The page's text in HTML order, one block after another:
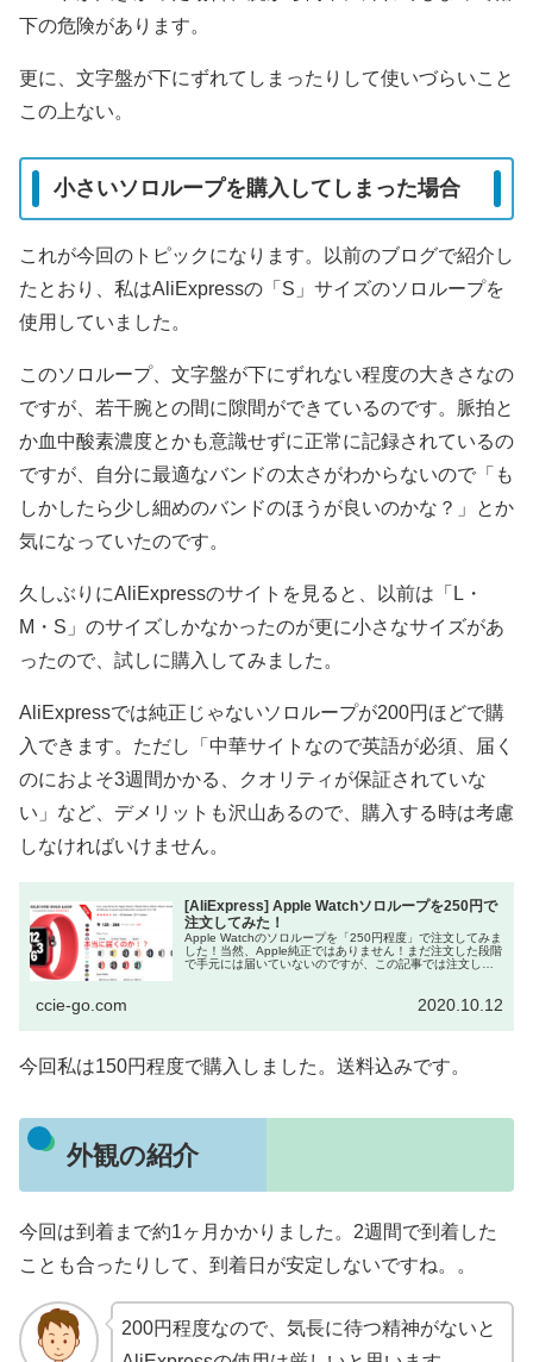
下の危険があります。
更に、文字盤が下にずれてしまったりして使いづらいこと
この上ない。
小さいソロループを購入してしまった場合
これが今回のトピックになります。以前のブログで紹介し
たとおり、私はAliExpressの「S」サイズのソロループを
使用していました。
このソロループ、文字盤が下にずれない程度の大きさなの
ですが、若干腕との間に隙間ができているのです。脈拍と
か血中酸素濃度とかも意識せずに正常に記録されているの
ですが、自分に最適なバンドの太さがわからないので「も
しかしたら少し細めのバンドのほうが良いのかな？」とか
気になっていたのです。
久しぶりにAliExpressのサイトを見ると、以前は「L・
M・S」のサイズしかなかったのが更に小さなサイズがあ
ったので、試しに購入してみました。
AliExpressでは純正じゃないソロループが200円ほどで購
入できます。ただし「中華サイトなので英語が必須、届く
のにおよそ3週間かかる、クオリティが保証されていな
い」など、デメリットも沢山あるので、購入する時は考慮
しなければいけません。
[AliExpress] Apple Watchソロループを250円で
注文してみた！
Apple Watchのソロループを「250円程度」で注文してみま
した！当然、Apple純正ではありません！まだ注文した段階
で手元には届いていないのですが、この記事では注文した
ccie-go.com 2020.10.12
今回私は150円程度で購入しました。送料込みです。
外観の紹介
今回は到着まで約1ヶ月かかりました。2週間で到着した
ことも合ったりして、到着日が安定しないですね。。
200円程度なので、気長に待つ精神がないと